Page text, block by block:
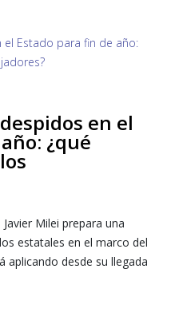
en el
¿qué
Milei prepara una
estatales en el marco del
aplicando desde su llegada